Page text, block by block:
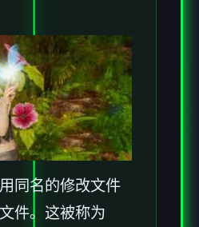
同名的修改文件
件。这被称为